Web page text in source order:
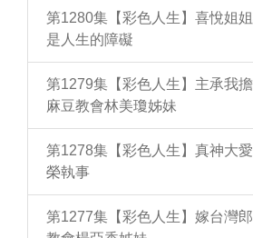
第1280集【彩色人生】喜悅姐
是人生的障礙
第1279集【彩色人生】主承我
麻豆教會林美瓊姊妹
第1278集【彩色人生】真神大
榮執事
第1277集【彩色人生】嫁台灣